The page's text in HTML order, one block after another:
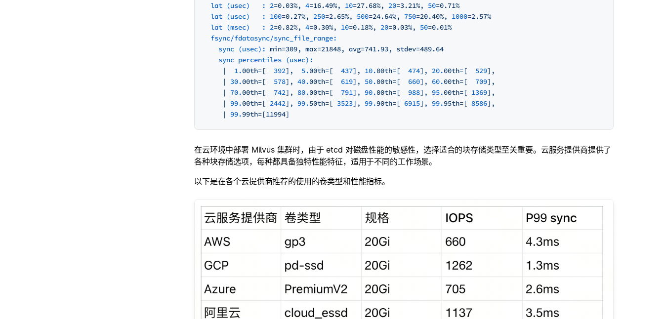
lat (usec)   :
2=0.03%, 4=16.49%, 10=27.68%, 20=3.21%, 50=0.71%
lat (usec)   :
100=0.27%, 250=2.65%, 500=24.64%, 750=20.40%, 1000=2.57%
lat (msec)   :
2=0.82%, 4=0.30%, 10=0.18%, 20=0.03%, 50=0.01%
fsync/fdatasync/sync_file_range:
sync (usec): min=309, max=21848, avg=741.93,
stdev=489.64
sync percentiles (usec):
|
1.00th=[ 392], 5.00th=[ 437], 10.00th=[ 474], 20.00th=[ 529],
|
30.00th=[ 578], 40.00th=[ 619], 50.00th=[ 660], 60.00th=[ 709],
|
70.00th=[ 742], 80.00th=[ 791], 90.00th=[ 988], 95.00th=[ 1369],
|
99.00th=[ 2442], 99.50th=[ 3523], 99.90th=[ 6915], 99.95th=[ 8586],
|
99.99th=[11994]
在云环境中部署 Milvus 集群时，由于 etcd 对磁盘性能的敏感性，选择适合的块存储类型至关重要。云服务提供商提供了
各种块存储选项，每种都具备独特性能特征，适用于不同的工作场景。
以下是在各个云提供商推荐的使用的卷类型和性能指标。